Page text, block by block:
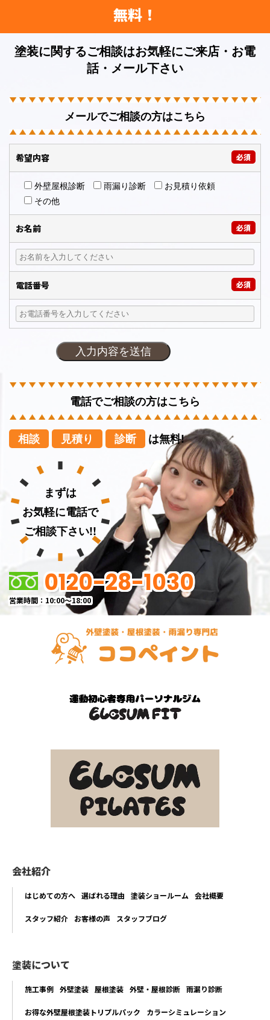
無料！
塗装に関するご相談はお気軽にご来店・お電
話・メール下さい
メールでご相談の方はこちら
必須
希望内容
外壁屋根診断 雨漏り診断
お見積り依頼
その他
お名前 必須
電話番号 必須
電話でご相談の方はこちら
相談 見積り 診断 は無料!
まずは
お気軽に電話で
ご相談下さい!!
0120-28-1030
営業時間：10:00～18:00
会社紹介
はじめての方へ 選ばれる理由 塗装ショールーム 会社概要
スタッフ紹介 お客様の声 スタッフブログ
塗装について
施工事例 外壁塗装 屋根塗装 外壁・屋根診断 雨漏り診断
お得な外壁屋根塗装トリプルパック カラーシミュレーション